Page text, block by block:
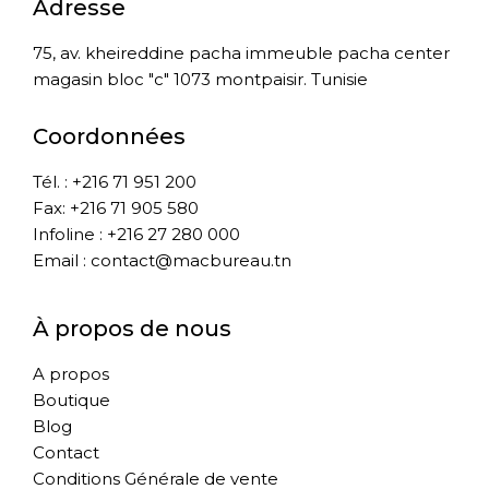
Adresse
75, av. kheireddine pacha immeuble pacha center
magasin bloc "c" 1073 montpaisir. Tunisie
Coordonnées
Tél. : +216 71 951 200
Fax: +216 71 905 580
Infoline : +216 27 280 000
Email : contact@macbureau.tn
À propos de nous
A propos
Boutique
Blog
Contact
Conditions Générale de vente